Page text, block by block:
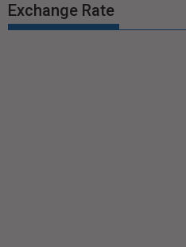
Exchange Rate